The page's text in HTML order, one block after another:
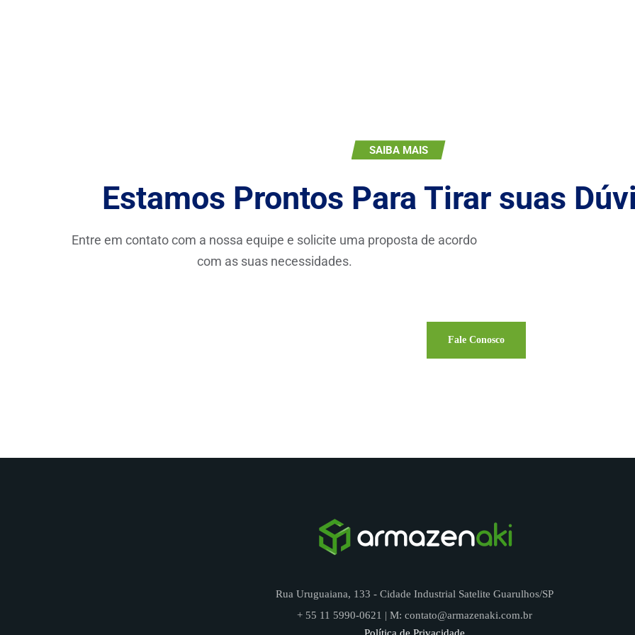
SAIBA MAIS
Estamos Prontos Para Tirar suas
Entre em contato com a nossa equipe e solicite uma proposta de acordo
com as suas necessidades.
Fale Conosco
Rua Uruguaiana, 133 - Cidade Industrial Satelite Guarulhos/SP
+ 55 11 5990-0621 | M: contato@armazenaki.com.br